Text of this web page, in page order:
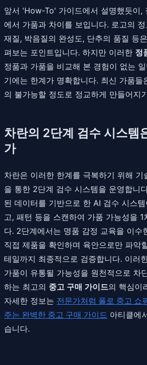
앞서 'How-To' 가이드에서 설명했듯이,
에서 가품과 차이를 보입니다. 로고의
재질, 박음질의 완성도, 단추의 품질 등
펴보는 포인트입니다. 하지만 이러한 정
정품과 가품을 비교해 본 경험이 없는
기에는 한계가 명확합니다. 최신 가품들
의 불가능할 정도로 정교하게 만들어지
차란의 2단계 검수 시스템
가
차란은 이러한 한계를 극복하기 위해 기
을 통한 2단계 검수 시스템을 운영합니
된 데이터를 기반으로 한 AI 검수 시스
고, 패턴 등을 스캔하여 가품 가능성을 1
다. 2단계에서는 명품 감정 교육을 이수
직접 제품을 확인하며 육안으로만 파악
테일까지 최종적으로 검증합니다. 이러
가품이 유통될 가능성을 원천적으로 차
하는 최고의 중고 구매 가이드의 핵심이
자세한 정보는 전문가처럼 폴로 중고 쇼
주는 완벽한 중고 구매 가이드 아티클에
습니다.